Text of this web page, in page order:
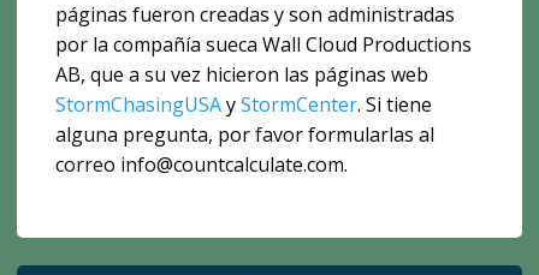
páginas fueron creadas y son administradas
por la compañía sueca Wall Cloud Productions
AB, que a su vez hicieron las páginas web
StormChasingUSAyStormCenter. Si tiene
alguna pregunta, por favor formularlas al
correo info@countcalculate.com.